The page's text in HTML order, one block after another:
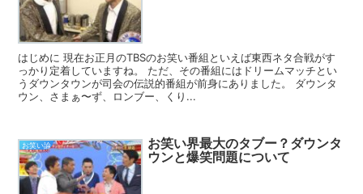
はじめに 現在お正月のTBSのお笑い番組といえば東西ネタ合戦がす
っかり定着していますね。 ただ、その番組にはドリームマッチとい
うダウンタウンが司会の伝説的番組が前身にありました。 ダウンタ
ウン、さまぁ〜ず、ロンブー、くり...
お笑い論
お笑い界最大のタブー？ダウンタ
ウンと爆笑問題について